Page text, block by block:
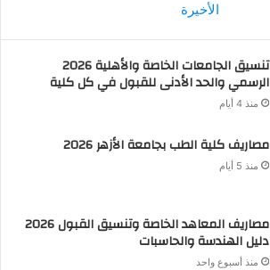
الأخيرة
تنسيق الجامعات الخاصة والأهلية 2026
الرسمي والحد الأدنى للقبول في كل كلية
منذ 4 أيام
مصاريف كلية الطب بجامعة الأزهر 2026
منذ 5 أيام
مصاريف المعاهد الخاصة وتنسيق القبول 2026
دليل الهندسة والحاسبات
منذ أسبوع واحد